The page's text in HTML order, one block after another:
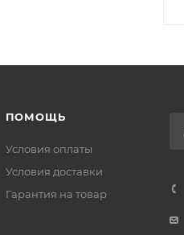
ПОМОЩЬ
Условия оплаты
Условия доставки
Гарантия на товар